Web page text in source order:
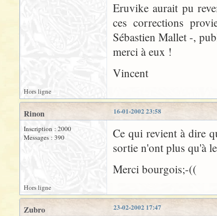
Eruvike aurait pu
ces corrections
Sébastien Mallet -,
merci à eux !
Vincent
Hors ligne
16-01-2002 23:58
Rinon
Inscription : 2000
Messages : 390
Ce qui revient à dire
sortie n'ont plus qu'à
Merci bourgois;-((
Hors ligne
23-02-2002 17:47
Zubro